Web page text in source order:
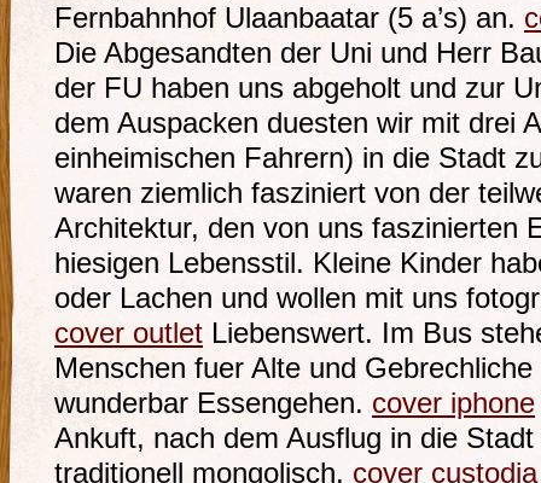
Fernbahnhof Ulaanbaatar (5 a’s) an.
Die Abgesandten der Uni und Herr
der FU haben uns abgeholt und zur
dem Auspacken duesten wir mit drei
einheimischen Fahrern) in die Stadt
waren ziemlich fasziniert von der
Architektur, den von uns faszinierten
hiesigen Lebensstil. Kleine Kinder
oder Lachen und wollen mit uns
cover outlet Liebenswert. Im Bus
Menschen fuer Alte und
wunderbar Essengehen. cover iphone
Ankuft, nach dem Ausflug in die
traditionell mongolisch. cover